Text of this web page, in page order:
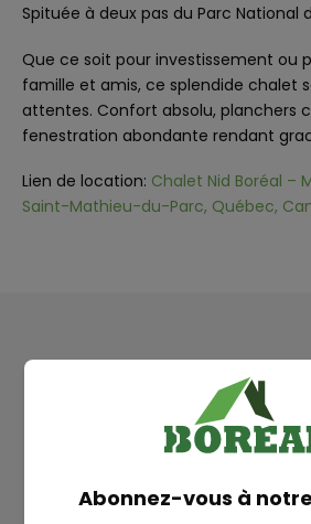
Spituée à deux pas du Parc National
Que ce soit pour investissement ou
famille et amis, ce splendide chalet
attentes. Confort absolu, planchers
fenestration abondante rendant
Lien de location: Chalet Nid Boréal –
Saint-Mathieu-du-Parc, Québec,
Plan
Abonnez-vous à